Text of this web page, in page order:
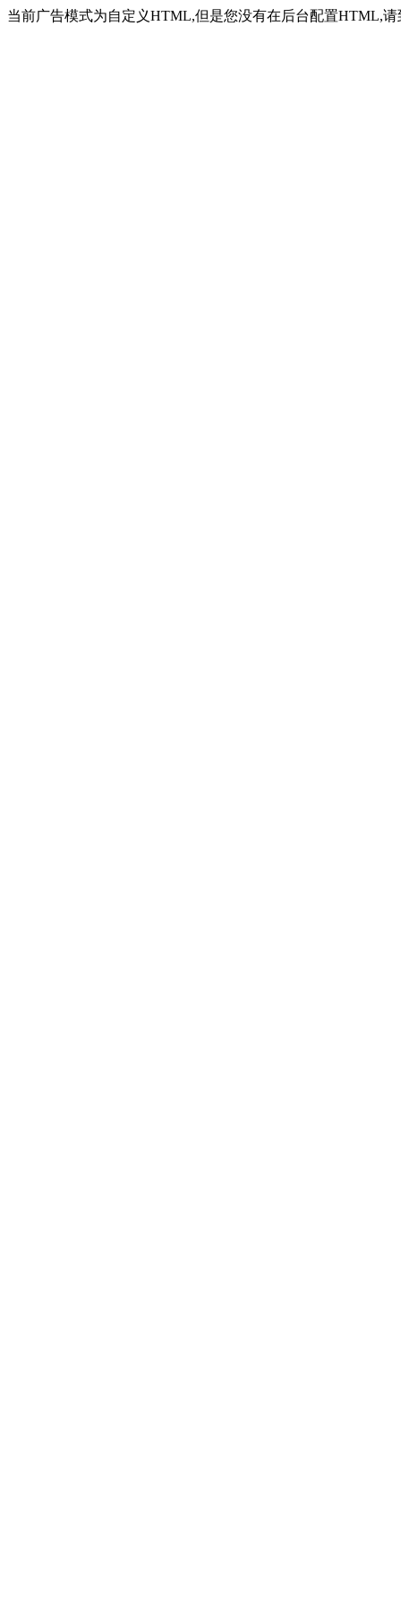
当前广告模式为自定义HTML,但是您没有在后台配置HTML,